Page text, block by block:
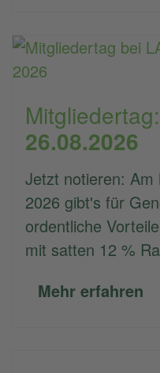
Mitgliedertag:
26.08.2026
Jetzt notieren:
2026 gibt's für
ordentliche
mit satten 12 %
Mehr erfahren